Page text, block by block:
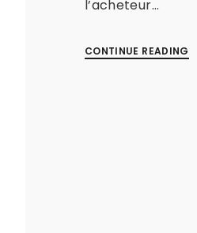
l’acheteur…
CONTINUE READING